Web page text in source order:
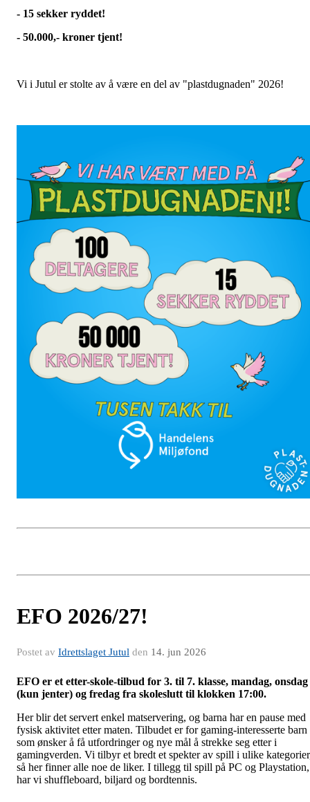
- 15 sekker ryddet!
- 50.000,- kroner tjent!
Vi i Jutul er stolte av å være en del av "plastdugnaden" 2026!
EFO 2026/27!
Postet av Idrettslaget Jutul den 14. jun 2026
EFO er et etter-skole-tilbud for 3. til 7. klasse, mandag, onsdag
(kun jenter) og fredag fra skoleslutt til klokken 17:00.
Her blir det servert enkel matservering, og barna har en pause med
fysisk aktivitet etter maten. Tilbudet er for gaming-interesserte barn
som ønsker å få utfordringer og nye mål å strekke seg etter i
gamingverden. Vi tilbyr et bredt et spekter av spill i ulike
så her finner alle noe de liker. I tillegg til spill på PC og Playstation,
har vi shuffleboard, biljard og bordtennis.